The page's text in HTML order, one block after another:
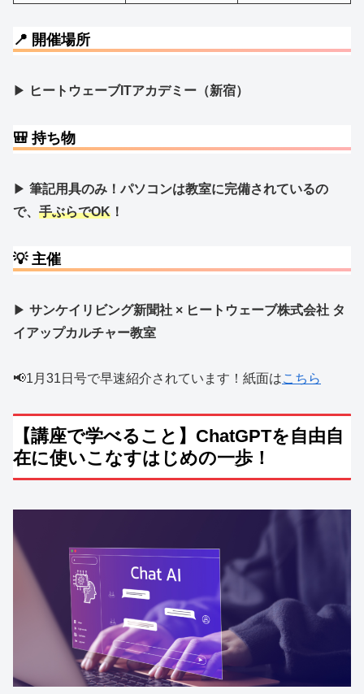
📍 開催場所
▶ ヒートウェーブITアカデミー（新宿）
🎒 持ち物
▶ 筆記用具のみ！パソコンは教室に完備されているの
で、 手ぶらでOK ！
💡 主催
▶ サンケイリビング新聞社 × ヒートウェーブ株式会社 タ
イアップカルチャー教室
📢1月31日号で早速紹介されています！紙面はこちら
【講座で学べること】ChatGPTを自由自
在に使いこなすはじめの一歩！